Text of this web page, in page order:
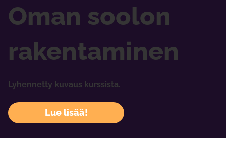
Oman soolon
rakentaminen
Lyhennetty kuvaus kurssista.
Lue lisää!